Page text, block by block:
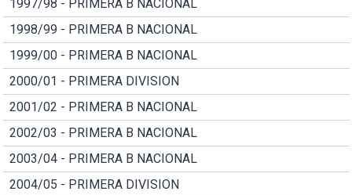
1997/98 - PRIMERA B NACIONAL
1998/99 - PRIMERA B NACIONAL
1999/00 - PRIMERA B NACIONAL
2000/01 - PRIMERA DIVISION
2001/02 - PRIMERA B NACIONAL
2002/03 - PRIMERA B NACIONAL
2003/04 - PRIMERA B NACIONAL
2004/05 - PRIMERA DIVISION